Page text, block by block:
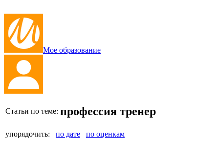
Мое образование
Статьи по теме: профессия тренер
упорядочить: по дате по оценкам